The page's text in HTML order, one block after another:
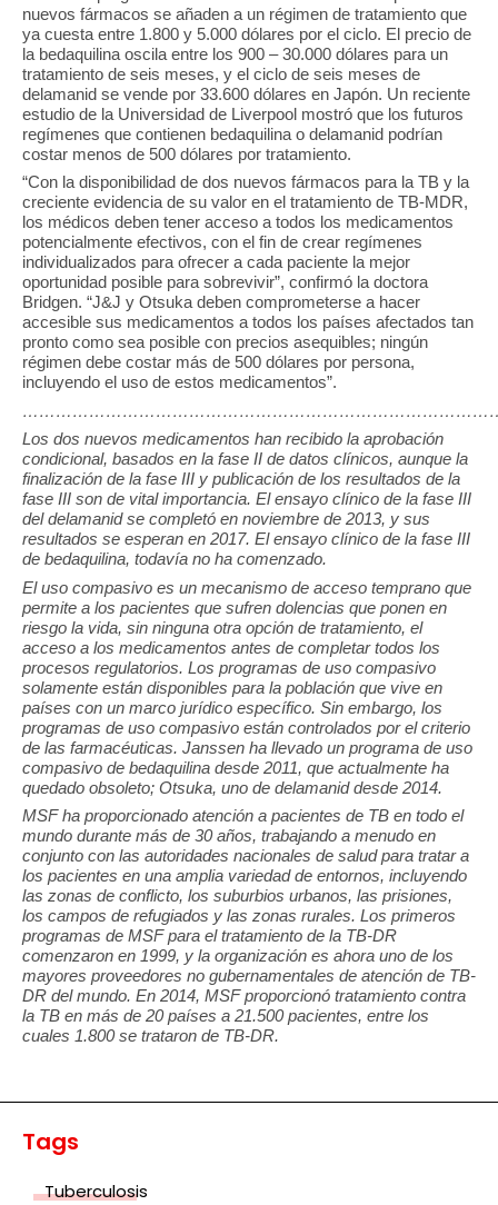
nuevos fármacos se añaden a un régimen de tratamiento que
ya cuesta entre 1.800 y 5.000 dólares por el ciclo. El precio de
la bedaquilina oscila entre los 900 – 30.000 dólares para un
tratamiento de seis meses, y el ciclo de seis meses de
delamanid se vende por 33.600 dólares en Japón. Un reciente
estudio de la Universidad de Liverpool mostró que los futuros
regímenes que contienen bedaquilina o delamanid podrían
costar menos de 500 dólares por tratamiento.
“Con la disponibilidad de dos nuevos fármacos para la TB y la
creciente evidencia de su valor en el tratamiento de TB-MDR,
los médicos deben tener acceso a todos los medicamentos
potencialmente efectivos, con el fin de crear regímenes
individualizados para ofrecer a cada paciente la mejor
oportunidad posible para sobrevivir”, confirmó la doctora
Bridgen. “J&J y Otsuka deben comprometerse a hacer
accesible sus medicamentos a todos los países afectados tan
pronto como sea posible con precios asequibles; ningún
régimen debe costar más de 500 dólares por persona,
incluyendo el uso de estos medicamentos”.
Los dos nuevos medicamentos han recibido la aprobación
condicional, basados en la fase II de datos clínicos, aunque la
finalización de la fase III y publicación de los resultados de la
fase III son de vital importancia. El ensayo clínico de la fase III
del delamanid se completó en noviembre de 2013, y sus
resultados se esperan en 2017. El ensayo clínico de la fase III
de bedaquilina, todavía no ha comenzado.
El uso compasivo es un mecanismo de acceso temprano que
permite a los pacientes que sufren dolencias que ponen en
riesgo la vida, sin ninguna otra opción de tratamiento, el
acceso a los medicamentos antes de completar todos los
procesos regulatorios. Los programas de uso compasivo
solamente están disponibles para la población que vive en
países con un marco jurídico específico. Sin embargo, los
programas de uso compasivo están controlados por el criterio
de las farmacéuticas. Janssen ha llevado un programa de uso
compasivo de bedaquilina desde 2011, que actualmente ha
quedado obsoleto; Otsuka, uno de delamanid desde 2014.
MSF ha proporcionado atención a pacientes de TB en todo el
mundo durante más de 30 años, trabajando a menudo en
conjunto con las autoridades nacionales de salud para tratar a
los pacientes en una amplia variedad de entornos, incluyendo
las zonas de conflicto, los suburbios urbanos, las prisiones,
los campos de refugiados y las zonas rurales. Los primeros
programas de MSF para el tratamiento de la TB-DR
comenzaron en 1999, y la organización es ahora uno de los
mayores proveedores no gubernamentales de atención de TB-
DR del mundo. En 2014, MSF proporcionó tratamiento contra
la TB en más de 20 países a 21.500 pacientes, entre los
cuales 1.800 se trataron de TB-DR.
Tags
Tuberculosis